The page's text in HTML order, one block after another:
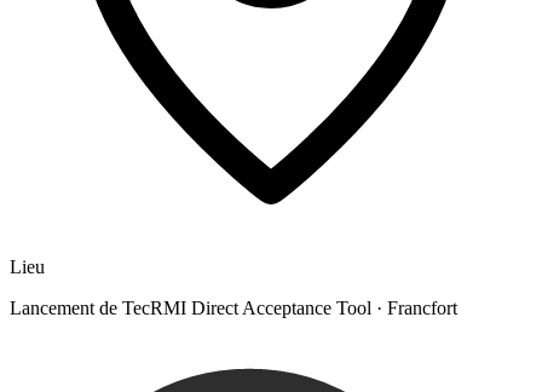
Lieu
Lancement de TecRMI Direct Acceptance Tool · Francfort